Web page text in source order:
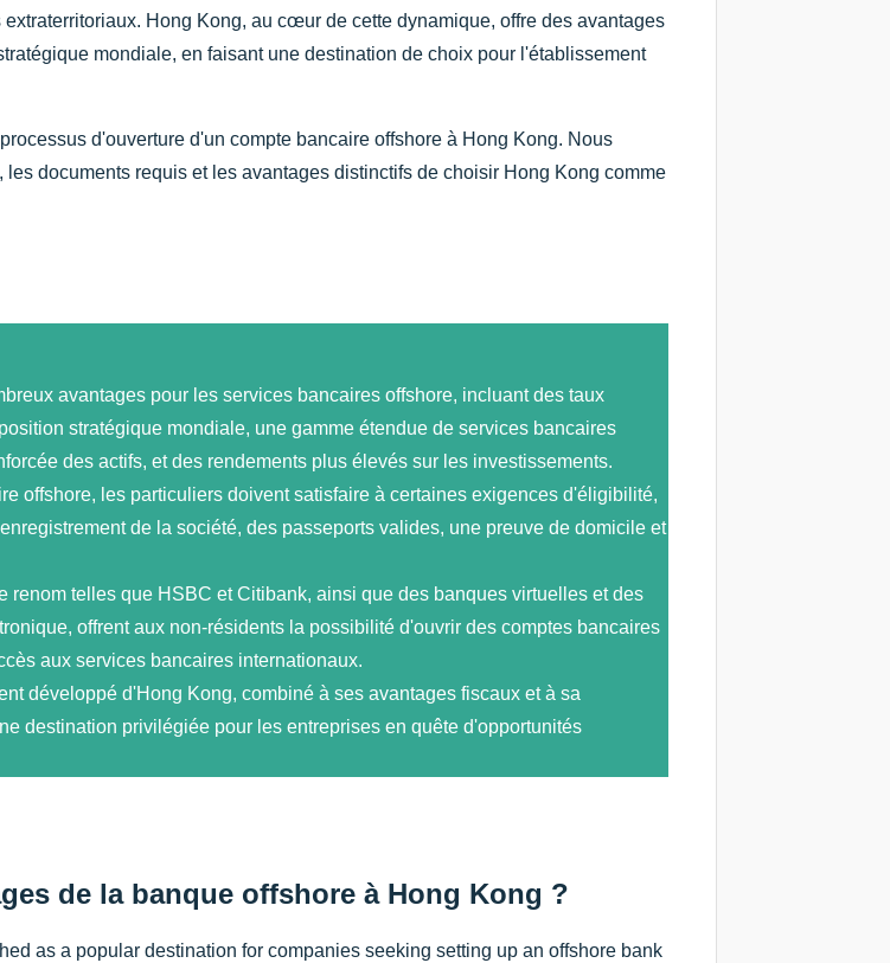
Hong Kong, au cœur de cette dynamique, offre des avantages
mondiale, en faisant une destination de choix pour l'établissement
d'ouverture d'un compte bancaire offshore à Hong Kong. Nous
documents requis et les avantages distinctifs de choisir Hong Kong comme
avantages pour les services bancaires offshore, incluant des taux
stratégique mondiale, une gamme étendue de services bancaires
des actifs, et des rendements plus élevés sur les investissements.
offshore, les particuliers doivent satisfaire à certaines exigences d'éligibilité,
de la société, des passeports valides, une preuve de domicile et
renom telles que HSBC et Citibank, ainsi que des banques virtuelles et des
offrent aux non-résidents la possibilité d'ouvrir des comptes bancaires
aux services bancaires internationaux.
développé d'Hong Kong, combiné à ses avantages fiscaux et à sa
destination privilégiée pour les entreprises en quête d'opportunités
de la banque offshore à Hong Kong ?
as a popular destination for companies seeking setting up an offshore bank